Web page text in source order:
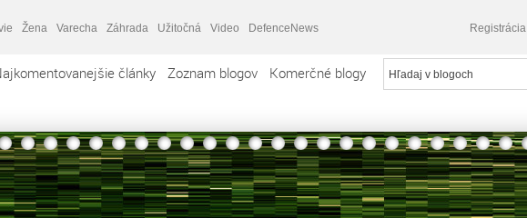
Žena Varecha Záhrada Užitočná Video DefenceNews Registrácia
články Zoznam blogov Komerčné blogy